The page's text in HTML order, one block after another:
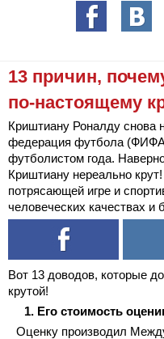
13 причин,
по-настоящему
Криштиану Роналду снова
федерация футбола
футболистом года.
Криштиану нереально
потрясающей игре и
человеческих качествах и
Вот 13 доводов, которые
крутой!
Его стоимость
Оценку производил